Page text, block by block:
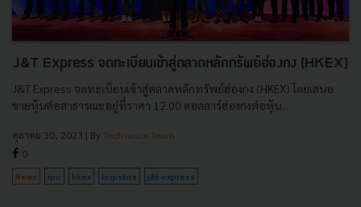
J&T Express จดทะเบียนเข้าสู่ตลาดหลักทรัพย์ฮ่องกง (HKEX)
J&T Express จดทะเบียนเข้าสู่ตลาดหลักทรัพย์ฮ่องกง (HKEX) โดยเสนอ
ขายหุ้นต่อสาธารณะอยู่ที่ราคา 12.00 ดอลลาร์ฮ่องกงต่อหุ้น...
ตุลาคม 30, 2023 | By Techsauce Team
0
News ipo hkex logistics j&t-express